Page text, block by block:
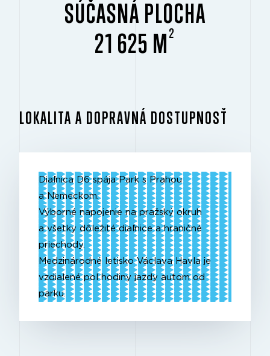
SÚČASNÁ PLOCHA
21 625 M 2
LOKALITA A DOPRAVNÁ DOSTUPNOSŤ
Diaľnica D6 spája Park s Prahou
a Nemeckom.
Výborné napojenie na pražský okruh
a všetky dôležité diaľnice a hraničné
priechody.
Medzinárodné letisko Václava Havla je
vzdialené pol hodiny jazdy autom od
parku.